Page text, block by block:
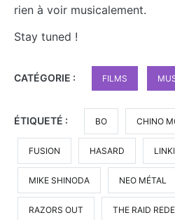
rien à voir musicalement.
Stay tuned !
CATÉGORIE : FILMS
ÉTIQUETÉ : BO CHINO
FUSION HASARD
MIKE SHINODA NEO MÉTAL
RAZORS OUT THE RAID